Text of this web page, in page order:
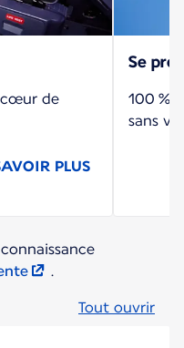
cœur de
PLUS
Se
100 %
sans
.
Tout ouvrir